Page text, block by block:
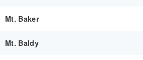
Mt. Baker
Mt. Baldy